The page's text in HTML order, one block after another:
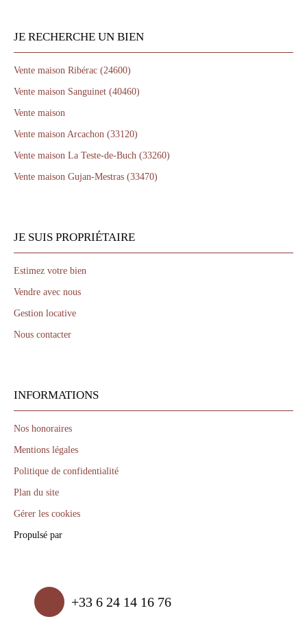
JE RECHERCHE UN BIEN
Vente maison Ribérac (24600)
Vente maison Sanguinet (40460)
Vente maison
Vente maison Arcachon (33120)
Vente maison La Teste-de-Buch (33260)
Vente maison Gujan-Mestras (33470)
JE SUIS PROPRIÉTAIRE
Estimez votre bien
Vendre avec nous
Gestion locative
Nous contacter
INFORMATIONS
Nos honoraires
Mentions légales
Politique de confidentialité
Plan du site
Gérer les cookies
Propulsé par
+33 6 24 14 16 76